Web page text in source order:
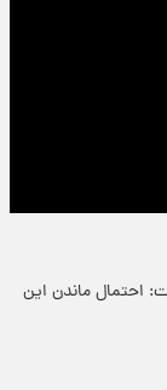
احتمال ماندن این